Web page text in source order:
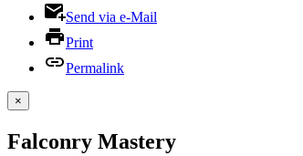
Send via e-Mail
Print
Permalink
×
Falconry Mastery